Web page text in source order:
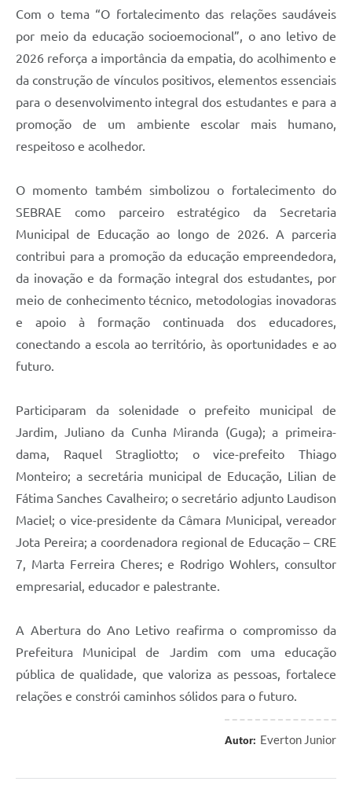
Com o tema “O fortalecimento das relações saudáveis
por meio da educação socioemocional”, o ano letivo de
2026 reforça a importância da empatia, do acolhimento e
da construção de vínculos positivos, elementos essenciais
para o desenvolvimento integral dos estudantes e para a
promoção de um ambiente escolar mais humano,
respeitoso e acolhedor.
O momento também simbolizou o fortalecimento do
SEBRAE como parceiro estratégico da Secretaria
Municipal de Educação ao longo de 2026. A parceria
contribui para a promoção da educação empreendedora,
da inovação e da formação integral dos estudantes, por
meio de conhecimento técnico, metodologias inovadoras
e apoio à formação continuada dos educadores,
conectando a escola ao território, às oportunidades e ao
futuro.
Participaram da solenidade o prefeito municipal de
Jardim, Juliano da Cunha Miranda (Guga); a primeira-
dama, Raquel Stragliotto; o vice-prefeito Thiago
Monteiro; a secretária municipal de Educação, Lilian de
Fátima Sanches Cavalheiro; o secretário adjunto Laudison
Maciel; o vice-presidente da Câmara Municipal, vereador
Jota Pereira; a coordenadora regional de Educação – CRE
7, Marta Ferreira Cheres; e Rodrigo Wohlers, consultor
empresarial, educador e palestrante.
A Abertura do Ano Letivo reafirma o compromisso da
Prefeitura Municipal de Jardim com uma educação
pública de qualidade, que valoriza as pessoas, fortalece
relações e constrói caminhos sólidos para o futuro.
Autor: Everton Junior